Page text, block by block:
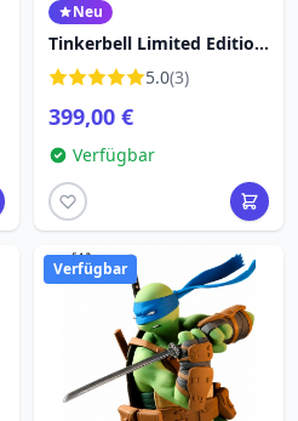
Neu
Tinkerbell Limited Edition
– Disney Fariboles
5.0(3)
399,00 €
Verfügbar
Verfügbar